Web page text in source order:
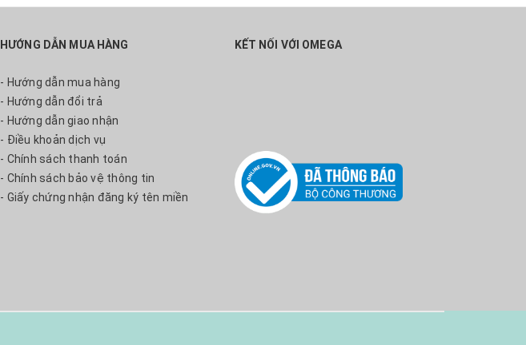
HƯỚNG DẪN MUA HÀNG
- Hướng dẫn mua hàng
- Hướng dẫn đổi trả
- Hướng dẫn giao nhận
- Điều khoản dịch vụ
- Chính sách thanh toán
- Chính sách bảo vệ thông tin
- Giấy chứng nhận đăng ký tên miền
KẾT NỐI VỚI OMEGA